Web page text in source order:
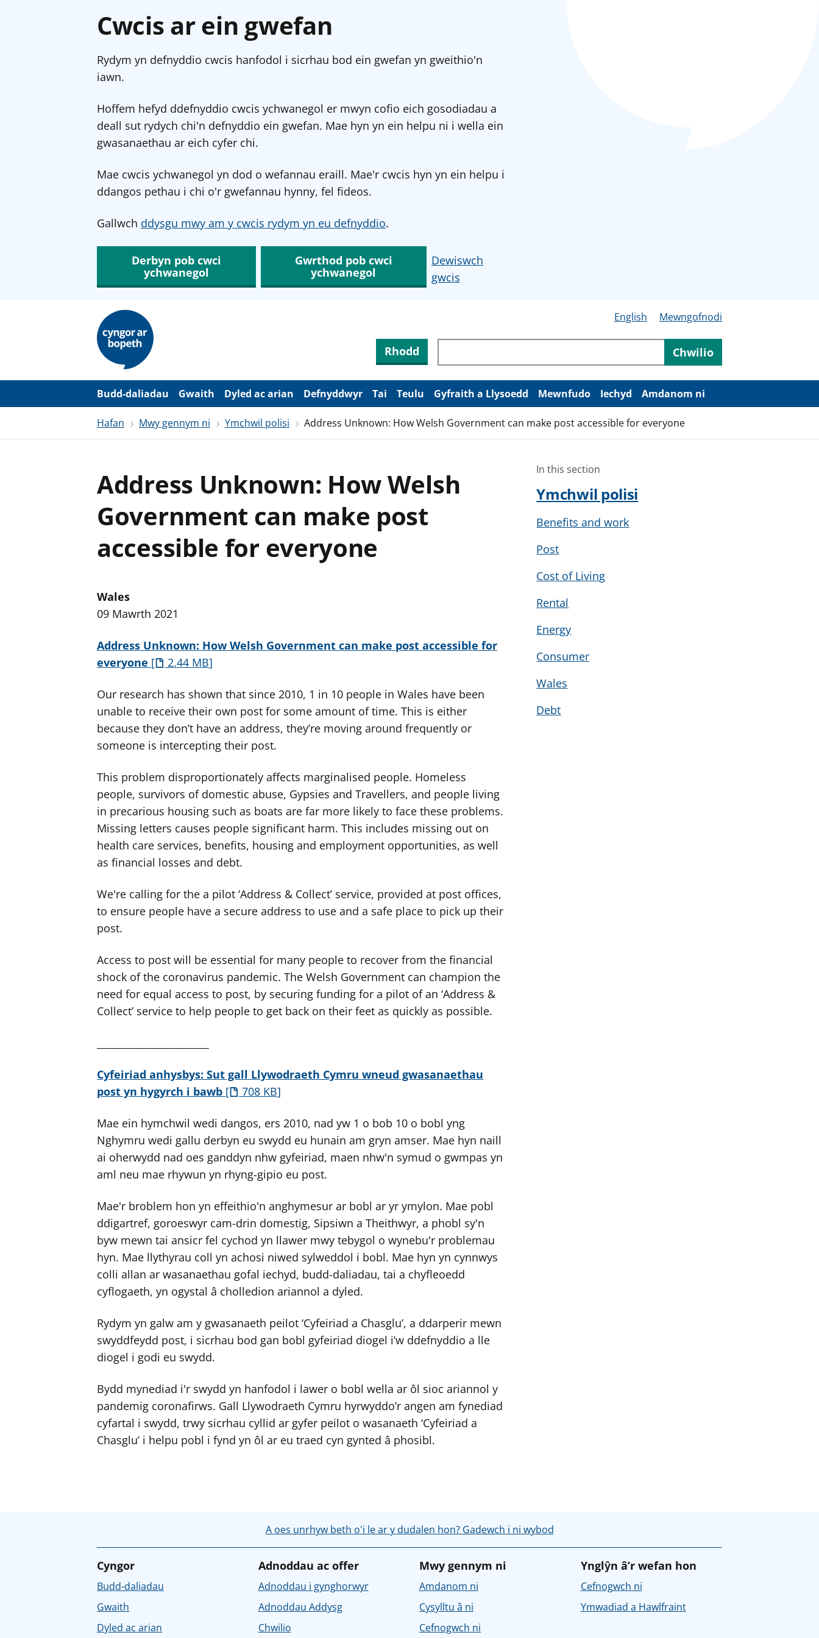
Cwcis ar ein gwefan
Rydym yn defnyddio cwcis hanfodol i sicrhau bod ein gwefan yn gweithio'n
iawn.
Hoffem hefyd ddefnyddio cwcis ychwanegol er mwyn cofio eich gosodiadau a
deall sut rydych chi'n defnyddio ein gwefan. Mae hyn yn ein helpu ni i wella ein
gwasanaethau ar eich cyfer chi.
Mae cwcis ychwanegol yn dod o wefannau eraill. Mae'r cwcis hyn yn ein helpu i
ddangos pethau i chi o'r gwefannau hynny, fel fideos.
Gallwch ddysgu mwy am y cwcis rydym yn eu defnyddio.
Derbyn pob cwci
ychwanegol
Gwrthod pob cwci
ychwanegol
Dewiswch
gwcis
i
English Mewngofnodi
Rhodd Chwilio
Budd-daliadau Gwaith Dyled ac arian Defnyddwyr Tai Teulu Gyfraith a Llysoedd Mewnfudo Iechyd Amdanom ni
Hafan Mwy gennym ni Ymchwil polisi Address Unknown: How Welsh Government can make post accessible for everyone
Address Unknown: How Welsh
Government can make post
accessible for everyone
Wales
09 Mawrth 2021
Address Unknown: How Welsh Government can make post accessible for
everyone
2.44 MB
Our research has shown that since 2010, 1 in 10 people in Wales have been
unable to receive their own post for some amount of time. This is either
because they don’t have an address, they’re moving around frequently or
someone is intercepting their post.
This problem disproportionately affects marginalised people. Homeless
people, survivors of domestic abuse, Gypsies and Travellers, and people living
in precarious housing such as boats are far more likely to face these problems.
Missing letters causes people significant harm. This includes missing out on
health care services, benefits, housing and employment opportunities, as well
as financial losses and debt.
We're calling for the a pilot ‘Address & Collect’ service, provided at post offices,
to ensure people have a secure address to use and a safe place to pick up their
post.
Access to post will be essential for many people to recover from the financial
shock of the coronavirus pandemic. The Welsh Government can champion the
need for equal access to post, by securing funding for a pilot of an ‘Address &
Collect’ service to help people to get back on their feet as quickly as possible.
Cyfeiriad anhysbys: Sut gall Llywodraeth Cymru wneud gwasanaethau
post yn hygyrch i bawb
708 KB
Mae ein hymchwil wedi dangos, ers 2010, nad yw 1 o bob 10 o bobl yng
Nghymru wedi gallu derbyn eu swydd eu hunain am gryn amser. Mae hyn naill
ai oherwydd nad oes ganddyn nhw gyfeiriad, maen nhw'n symud o gwmpas yn
aml neu mae rhywun yn rhyng-gipio eu post.
Mae'r broblem hon yn effeithio'n anghymesur ar bobl ar yr ymylon. Mae pobl
ddigartref, goroeswyr cam-drin domestig, Sipsiwn a Theithwyr, a phobl sy'n
byw mewn tai ansicr fel cychod yn llawer mwy tebygol o wynebu'r problemau
hyn. Mae llythyrau coll yn achosi niwed sylweddol i bobl. Mae hyn yn cynnwys
colli allan ar wasanaethau gofal iechyd, budd-daliadau, tai a chyfleoedd
cyflogaeth, yn ogystal â cholledion ariannol a dyled.
Rydym yn galw am y gwasanaeth peilot ‘Cyfeiriad a Chasglu’, a ddarperir mewn
swyddfeydd post, i sicrhau bod gan bobl gyfeiriad diogel i’w ddefnyddio a lle
diogel i godi eu swydd.
Bydd mynediad i'r swydd yn hanfodol i lawer o bobl wella ar ôl sioc ariannol y
pandemig coronafirws. Gall Llywodraeth Cymru hyrwyddo’r angen am fynediad
cyfartal i swydd, trwy sicrhau cyllid ar gyfer peilot o wasanaeth ‘Cyfeiriad a
Chasglu’ i helpu pobl i fynd yn ôl ar eu traed cyn gynted â phosibl.
In this section
Ymchwil polisi
Benefits and work
Post
Cost of Living
Rental
Energy
Consumer
Wales
Debt
A oes unrhyw beth o'i le ar y dudalen hon? Gadewch i ni wybod
Cyngor
Budd-daliadau
Gwaith
Dyled ac arian
Adnoddau ac offer
Adnoddau i gynghorwyr
Adnoddau Addysg
Chwilio
Mwy gennym ni
Amdanom ni
Cysylltu â ni
Cefnogwch ni
Ynglŷn â’r wefan hon
Cefnogwch ni
Ymwadiad a Hawlfraint